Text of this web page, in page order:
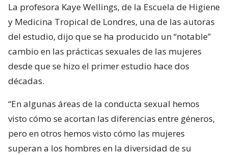
La profesora Kaye Wellings, de la Escuela de Higiene
y Medicina Tropical de Londres, una de las autoras
del estudio, dijo que se ha producido un “notable”
cambio en las prácticas sexuales de las mujeres
desde que se hizo el primer estudio hace dos
décadas.
“En algunas áreas de la conducta sexual hemos
visto cómo se acortan las diferencias entre géneros,
pero en otros hemos visto cómo las mujeres
superan a los hombres en la diversidad de su